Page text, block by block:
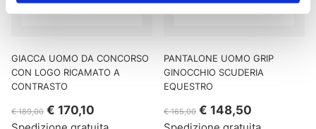
GIACCA UOMO DA CONCORSO
CON LOGO RICAMATO A
CONTRASTO
€ 189,00 € 170,10
PANTALONE UOMO GRIP
GINOCCHIO SCUDERIA
EQUESTRO
€ 165,00 € 148,50